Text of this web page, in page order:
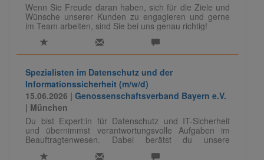
Wenn Sie Freude daran haben, sich für die Ziele und
Wünsche unserer Kunden zu engagieren und gerne
im Team arbeiten, sind Sie bei uns genau richtig!
Spezialisten im Datenschutz und der
Informationssicherheit (m/w/d)
15.06.2026 | Genossenschaftsverband Bayern e.V.
| München
Du bist Expert:in für Datenschutz und IT-Sicherheit
und übernimmst verantwortungsvolle Aufgaben im
Beauftragtenwesen. Dabei berätst du unsere
Mandanten, entwickelst Sicherheits- und